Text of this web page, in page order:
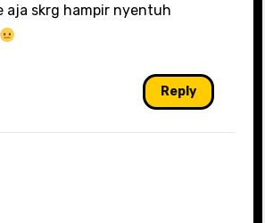
aja skrg hampir nyentuh
Reply